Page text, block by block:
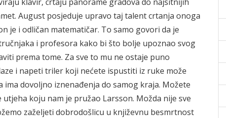
August posjeduje upravo taj talent crtanja onoga
je i odličan matematičar. To samo govori da je
i profesora kako bi što bolje upoznao svog
prema tome. Za sve to mu ne ostaje puno
i napeti triler koji nećete ispustiti iz ruke može
dovoljno iznenađenja do samog kraja. Možete
koju nam je pružao Larsson. Možda nije sve
zaželjeti dobrodošlicu u književnu besmrtnost